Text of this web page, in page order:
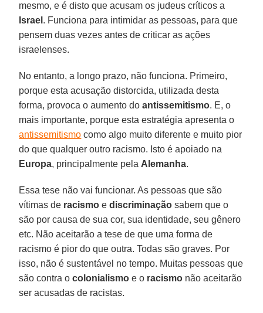
mesmo, e é disto que acusam os judeus críticos a
Israel . Funciona para intimidar as pessoas, para que
pensem duas vezes antes de criticar as ações
israelenses.
No entanto, a longo prazo, não funciona. Primeiro,
porque esta acusação distorcida, utilizada desta
forma, provoca o aumento doantissemitismo. E, o
mais importante, porque esta estratégia apresenta o
antissemitismo como algo muito diferente e muito pior
do que qualquer outro racismo. Isto é apoiado na
Europa, principalmente pela Alemanha.
Essa tese não vai funcionar. As pessoas que são
vítimas de racismo ediscriminação sabem que o
são por causa de sua cor, sua identidade, seu gênero
etc. Não aceitarão a tese de que uma forma de
racismo é pior do que outra. Todas são graves. Por
isso, não é sustentável no tempo. Muitas pessoas que
são contra ocolonialismo e o racismo não aceitarão
ser acusadas de racistas.